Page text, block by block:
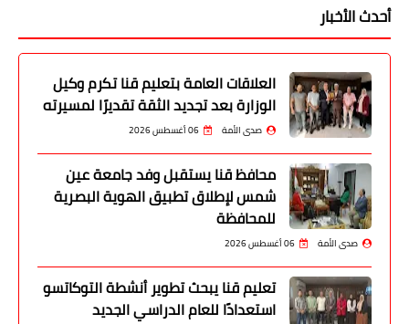
أحدث الأخبار
العلاقات العامة بتعليم قنا تكرم وكيل
الوزارة بعد تجديد الثقة تقديرًا لمسيرته
صدى الأمة 06 أغسطس 2026
محافظ قنا يستقبل وفد جامعة عين
شمس لإطلاق تطبيق الهوية البصرية
للمحافظة
صدى الأمة 06 أغسطس 2026
تعليم قنا يبحث تطوير أنشطة التوكاتسو
استعدادًا للعام الدراسي الجديد